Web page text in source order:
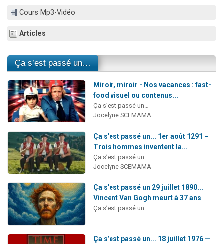
Eva vient de donner son Maasser
Cours Mp3-Vidéo
Articles
Ça s’est passé un…
Miroir, miroir - Nos vacances : fast-
food visuel ou contenus...
Ça s’est passé un…
Jocelyne SCEMAMA
Ça s'est passé un... 1er août 1291 –
Trois hommes inventent la...
Ça s’est passé un…
Jocelyne SCEMAMA
Ça s’est passé un 29 juillet 1890...
Vincent Van Gogh meurt à 37 ans
Ça s’est passé un…
Ça s’est passé un... 18 juillet 1976 —